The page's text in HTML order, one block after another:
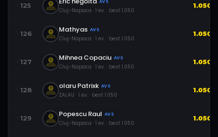
125 AVS
Cluj-Napoca · 1 ev. · best 1.050
1.050
126 Mathyas AVS
Cluj-Napoca · 1 ev. · best 1.050
1.050
127 Mihnea Copaciu AVS
Cluj-Napoca · 1 ev. · best 1.050
1.050
128 olaru Patrixk AVS
ZALAU · 1 ev. · best 1.050
1.050
129 Popescu Raul AVS
Cluj-Napoca · 1 ev. · best 1.050
1.050